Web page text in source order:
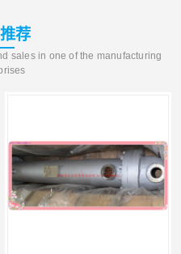
荐
sales in one of the manufacturing